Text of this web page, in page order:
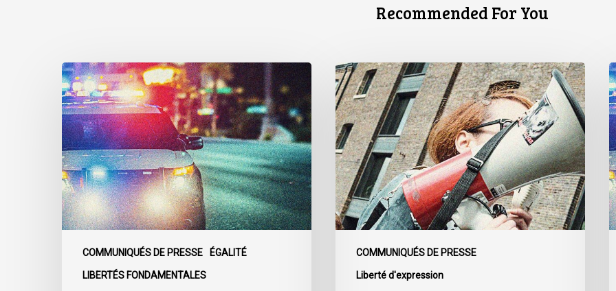
Recommended For You
COMMUNIQUÉS DE PRESSE ÉGALITÉ
LIBERTÉS FONDAMENTALES
Appels
en
faveur
d’une
commission
d’enquête
publique
sur
le
racisme
policier
COMMUNIQUÉS DE PRESSE
Liberté d'expression
L’ACLC
se
joint
à
la
déclaration
de
la
société
civile
dénonçant